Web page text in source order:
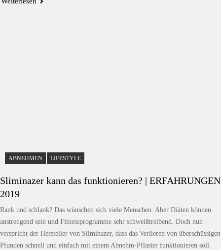
ABNEHMEN LIFESTYLE
Sliminazer kann das funktionieren? | ERFAHRUNGEN
2019
Rank und schlank? Das wünschen sich viele Menschen. Aber Diäten können
anstrengend sein und Fitnessprogramme sehr schweißtreibend. Doch nun
verspricht der Hersteller von Sliminazer, dass das Verlieren von überschüssigen
Pfunden schnell und einfach mit einem Abnehm-Pflaster funktionieren soll.